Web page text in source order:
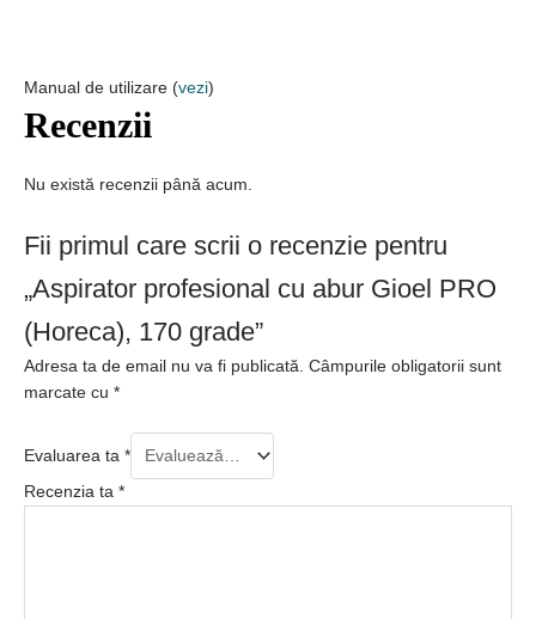
Manual de utilizare (vezi)
Recenzii
Nu există recenzii până acum.
Fii primul care scrii o recenzie pentru
„Aspirator profesional cu abur Gioel PRO
(Horeca), 170 grade”
Adresa ta de email nu va fi publicată. Câmpurile obligatorii sunt
marcate cu *
Evaluarea ta *
Recenzia ta *